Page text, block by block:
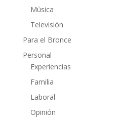
Música
Televisión
Para el Bronce
Personal
Experiencias
Familia
Laboral
Opinión